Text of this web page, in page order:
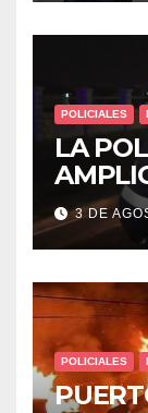
POLICIALES
LA
EN
3 DE
POLICIALES